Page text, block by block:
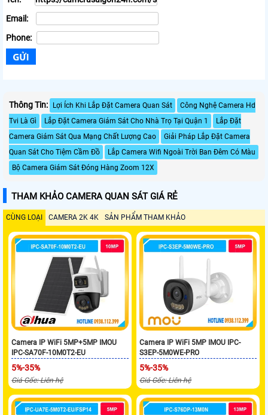
Email:
Phone:
Thông Tin: Lợi Ích Khi Lắp Đặt Camera Quan Sát
Công Nghệ Camera Hd
Tvi Là Gì
Lắp Đặt Camera Giám Sát Cho Nhà Trọ Tại Quận 1
Lắp Đặt
Camera Giám Sát Qua Mạng Chất Lượng Cao
Giải Pháp Lắp Đặt Camera
Quan Sát Cho Tiệm Cầm Đồ
Lắp Camera Wifi Ngoài Trời Ban Đêm Có Màu
Bộ Camera Giám Sát Đóng Hàng Zoom 12X
THAM KHẢO CAMERA QUAN SÁT GIÁ RẺ
CÙNG LOẠI CAMERA 2K 4K SẢN PHẨM THAM KHẢO
Camera IP WiFi 5MP+5MP IMOU
IPC-SA70F-10M0T2-EU
5%-35%
Giá Gốc: Liên hệ
Camera IP WiFi 5MP IMOU IPC-
S3EP-5M0WE-PRO
5%-35%
Giá Gốc: Liên hệ